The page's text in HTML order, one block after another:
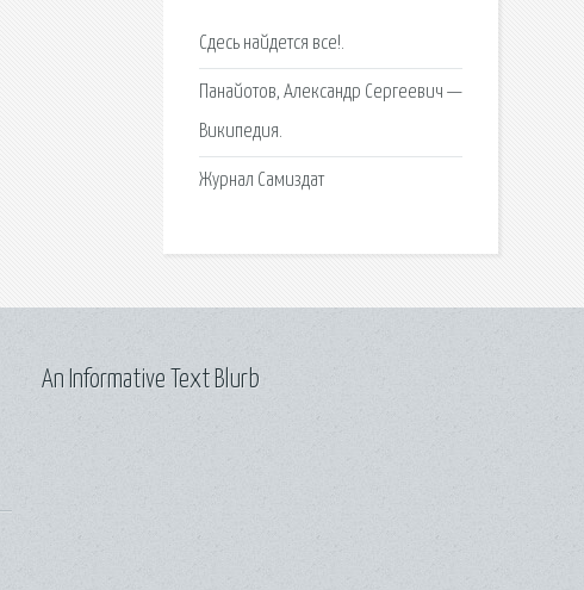
Сдесь найдется все!.
Панайотов, Александр Сергеевич —
Википедия.
Журнал Самиздат
An Informative Text Blurb